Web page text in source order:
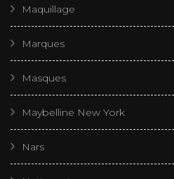
Maquillage
Marques
Masques
Maybelline New York
Nars